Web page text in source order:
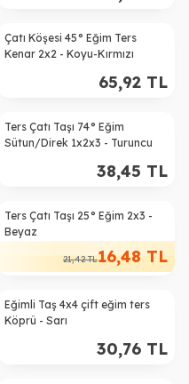
Çatı Köşesi 45° Eğim Ters
Kenar 2x2 - Koyu-Kırmızı
65,92 TL
Ters Çatı Taşı 74° Eğim
Sütun/Direk 1x2x3 - Turuncu
38,45 TL
%23
Ters Çatı Taşı 25° Eğim 2x3 -
Beyaz
21,42TL16,48 TL
Eğimli Taş 4x4 çift eğim ters
Köprü - Sarı
30,76 TL